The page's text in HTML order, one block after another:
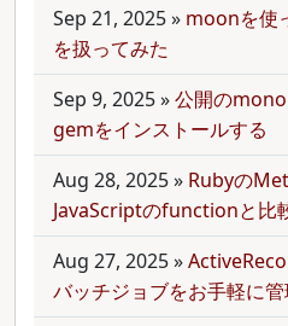
Sep 21, 2025» moonを使
を扱ってみた
Sep 9, 2025»公開の
gemをインストールする
Aug 28, 2025» Rubyの
JavaScriptのfunctionと比
Aug 27, 2025»
バッチジョブをお手軽に